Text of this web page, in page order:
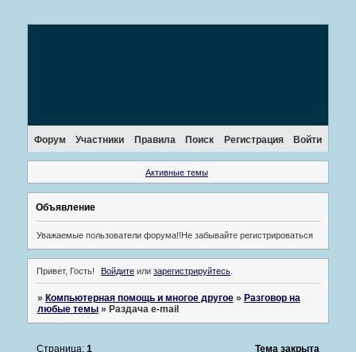
Форум Участники Правила Поиск Регистрация Войти
Активные темы
Объявление
Уважаемые пользователи форума!!Не забывайте регистрироваться
Привет, Гость! Войдите илизарегистрируйтесь
» Компьютерная помощь и многое другое » Разговор на
любые темы » Раздача e-mail
Страница: 1 Тема закрыта